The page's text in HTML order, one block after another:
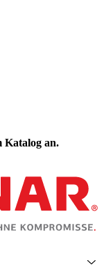
Katalog an.